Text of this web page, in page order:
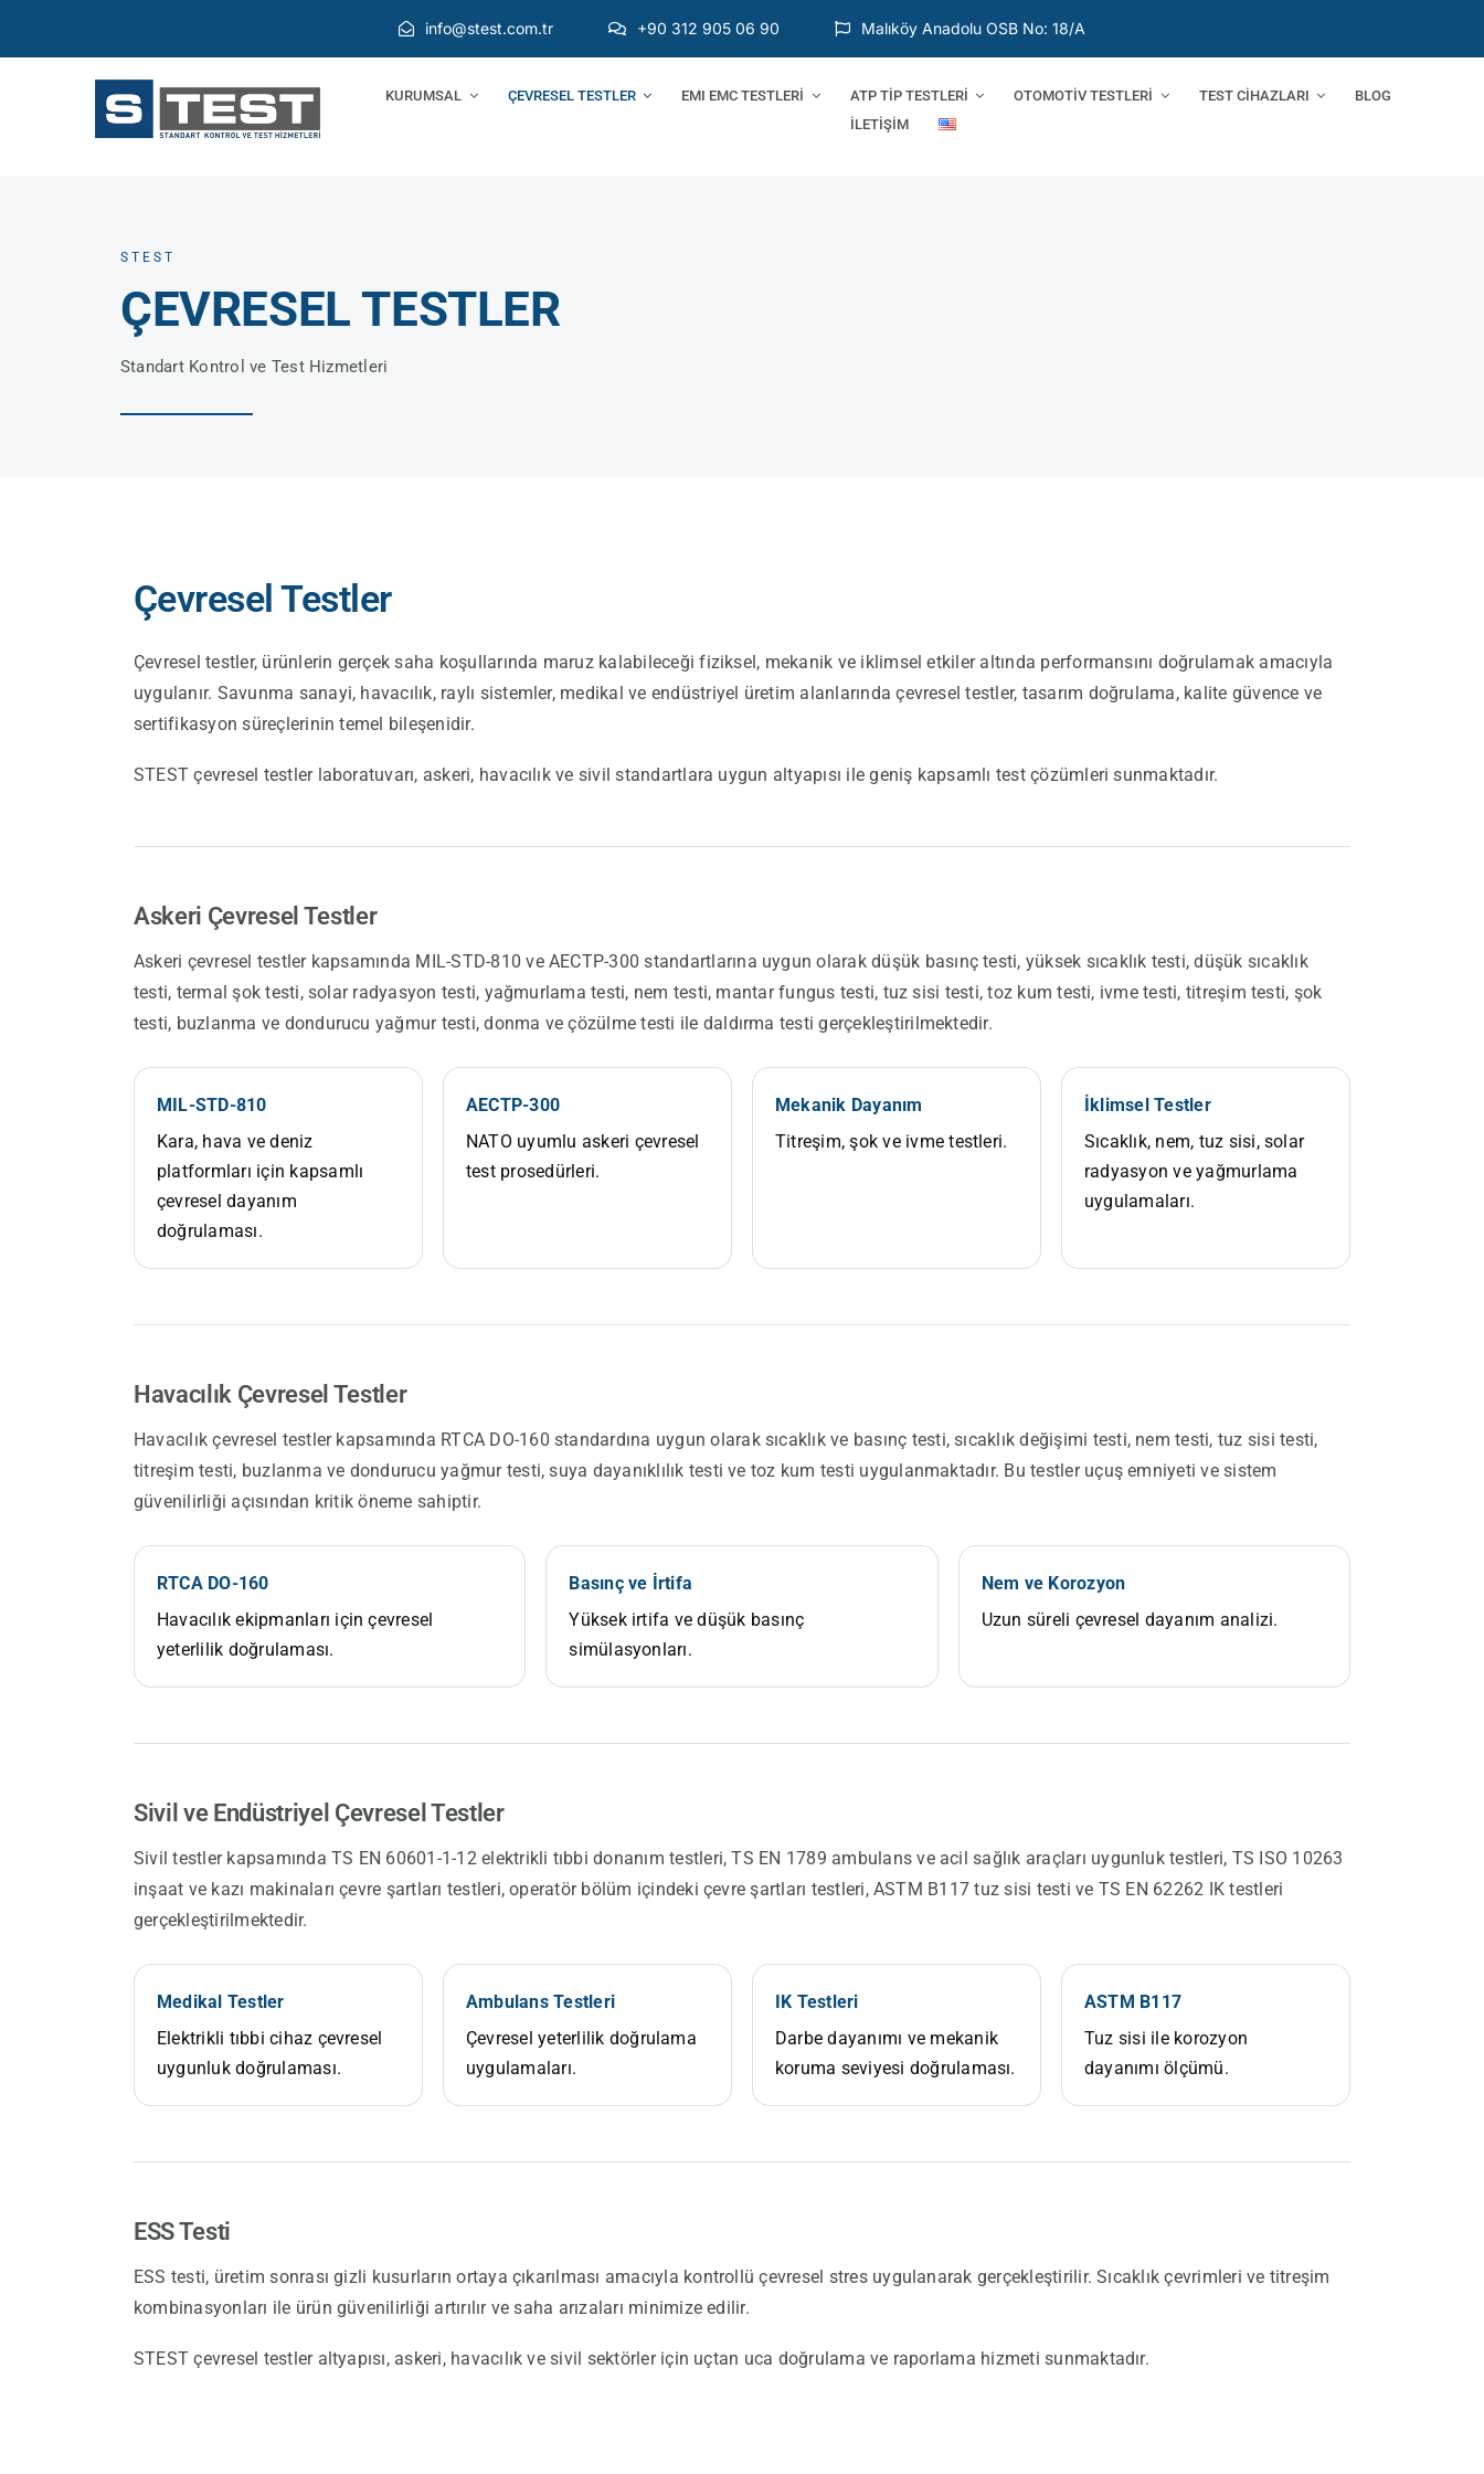
info@stest.com.tr +90 312 905 06 90 Malıköy Anadolu OSB No: 18/A
KURUMSAL ÇEVRESEL TESTLER EMI EMC TESTLERİ ATP TİP TESTLERİ OTOMOTİV TESTLERİ TEST CİHAZLARI
BLOG
İLETİŞİM
STEST
ÇEVRESEL TESTLER
Standart Kontrol ve Test Hizmetleri
Çevresel Testler
Çevresel testler, ürünlerin gerçek saha koşullarında maruz kalabileceği fiziksel, mekanik ve iklimsel etkiler altında performansını doğrulamak amacıyla
uygulanır. Savunma sanayi, havacılık, raylı sistemler, medikal ve endüstriyel üretim alanlarında çevresel testler, tasarım doğrulama, kalite güvence ve
sertifikasyon süreçlerinin temel bileşenidir.
STEST çevresel testler laboratuvarı, askeri, havacılık ve sivil standartlara uygun altyapısı ile geniş kapsamlı test çözümleri sunmaktadır.
Askeri Çevresel Testler
Askeri çevresel testler kapsamında MIL-STD-810 ve AECTP-300 standartlarına uygun olarak düşük basınç testi, yüksek sıcaklık testi, düşük sıcaklık
testi, termal şok testi, solar radyasyon testi, yağmurlama testi, nem testi, mantar fungus testi, tuz sisi testi, toz kum testi, ivme testi, titreşim testi, şok
testi, buzlanma ve dondurucu yağmur testi, donma ve çözülme testi ile daldırma testi gerçekleştirilmektedir.
MIL-STD-810
Kara, hava ve deniz
platformları için kapsamlı
çevresel dayanım
doğrulaması.
AECTP-300
NATO uyumlu askeri çevresel
test prosedürleri.
Mekanik Dayanım
Titreşim, şok ve ivme testleri.
İklimsel Testler
Sıcaklık, nem, tuz sisi, solar
radyasyon ve yağmurlama
uygulamaları.
Havacılık Çevresel Testler
Havacılık çevresel testler kapsamında RTCA DO-160 standardına uygun olarak sıcaklık ve basınç testi, sıcaklık değişimi testi, nem testi, tuz sisi testi,
titreşim testi, buzlanma ve dondurucu yağmur testi, suya dayanıklılık testi ve toz kum testi uygulanmaktadır. Bu testler uçuş emniyeti ve sistem
güvenilirliği açısından kritik öneme sahiptir.
RTCA DO-160
Havacılık ekipmanları için çevresel
yeterlilik doğrulaması.
Basınç ve İrtifa
Yüksek irtifa ve düşük basınç
simülasyonları.
Nem ve Korozyon
Uzun süreli çevresel dayanım analizi.
Sivil ve Endüstriyel Çevresel Testler
Sivil testler kapsamında TS EN 60601-1-12 elektrikli tıbbi donanım testleri, TS EN 1789 ambulans ve acil sağlık araçları uygunluk testleri, TS ISO 10263
inşaat ve kazı makinaları çevre şartları testleri, operatör bölüm içindeki çevre şartları testleri, ASTM B117 tuz sisi testi ve TS EN 62262 IK testleri
gerçekleştirilmektedir.
Medikal Testler
Elektrikli tıbbi cihaz çevresel
uygunluk doğrulaması.
Ambulans Testleri
Çevresel yeterlilik doğrulama
uygulamaları.
IK Testleri
Darbe dayanımı ve mekanik
koruma seviyesi doğrulaması.
ASTM B117
Tuz sisi ile korozyon
dayanımı ölçümü.
ESS Testi
ESS testi, üretim sonrası gizli kusurların ortaya çıkarılması amacıyla kontrollü çevresel stres uygulanarak gerçekleştirilir. Sıcaklık çevrimleri ve titreşim
kombinasyonları ile ürün güvenilirliği artırılır ve saha arızaları minimize edilir.
STEST çevresel testler altyapısı, askeri, havacılık ve sivil sektörler için uçtan uca doğrulama ve raporlama hizmeti sunmaktadır.